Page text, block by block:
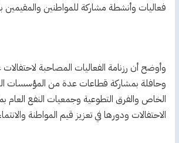
فعاليات وأنشطة مشاركة للمواطنين والمقيمين
وحافلة بمشاركة ‏قطاعات عدة من المؤسسات
الخاص والفرق التطوعية وجمعيات النفع ‏العام
الاحتفالات ودورها في تعزيز قيم المواطنة